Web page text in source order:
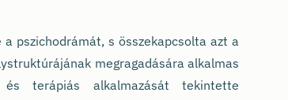
pszichodrámát, s összekapcsolta azt a
megragadására alkalmas
terápiás alkalmazását tekintette